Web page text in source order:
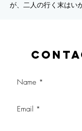
が、二人の行く末はい